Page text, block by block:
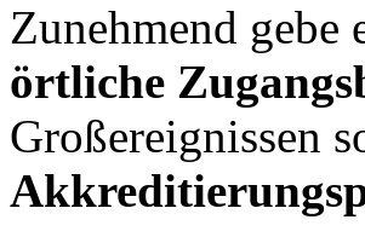
Zunehmend gebe
örtliche
Großereignissen